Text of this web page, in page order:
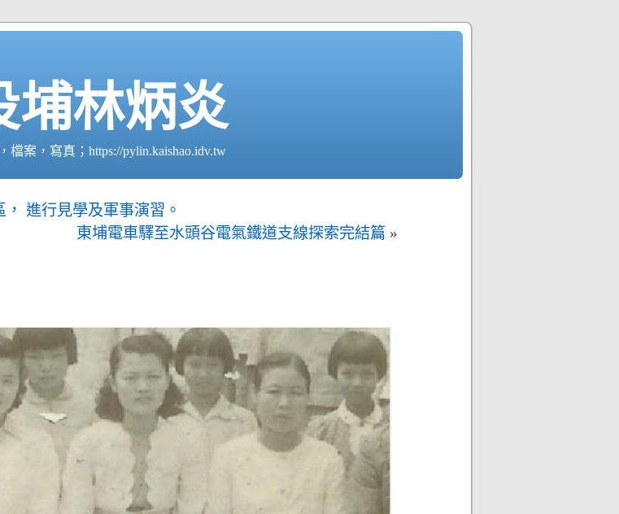
埔林炳炎
檔案，寫真；https://pylin.kaishao.idv.tw
進行見學及軍事演習。
東埔電車驛至水頭谷電氣鐵道支線探索完結篇 »